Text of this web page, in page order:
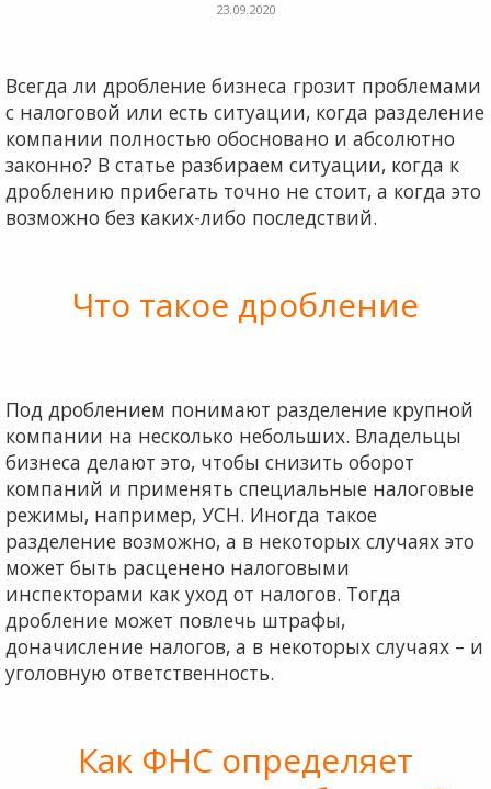
23.09.2020
Всегда ли дробление бизнеса грозит проблемами
с налоговой или есть ситуации, когда разделение
компании полностью обосновано и абсолютно
законно? В статье разбираем ситуации, когда к
дроблению прибегать точно не стоит, а когда это
возможно без каких-либо последствий.
Что такое дробление
Под дроблением понимают разделение крупной
компании на несколько небольших. Владельцы
бизнеса делают это, чтобы снизить оборот
компаний и применять специальные налоговые
режимы, например, УСН. Иногда такое
разделение возможно, а в некоторых случаях это
может быть расценено налоговыми
инспекторами как уход от налогов. Тогда
дробление может повлечь штрафы,
доначисление налогов, а в некоторых случаях – и
уголовную ответственность.
Как ФНС определяет